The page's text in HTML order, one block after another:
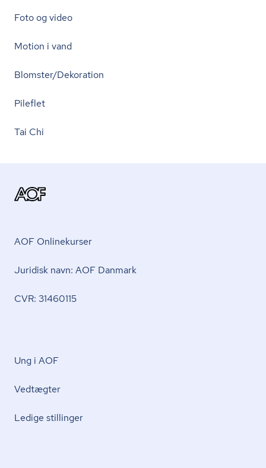
Foto og video
Motion i vand
Blomster/Dekoration
Pileflet
Tai Chi
AOF Onlinekurser
Juridisk navn: AOF Danmark
CVR: 31460115
Ung i AOF
Vedtægter
Ledige stillinger